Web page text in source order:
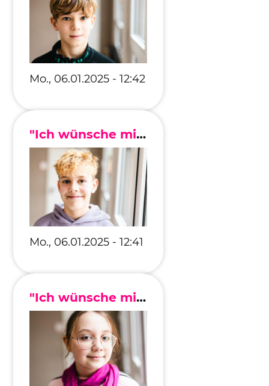
Mo., 06.01.2025 - 12:42
"Ich wünsche mir, dass es überall auf der Welt Frieden gibt."
Mo., 06.01.2025 - 12:41
"Ich wünsche mir, dass ich meine liebsten Personen wiedersehen kann."